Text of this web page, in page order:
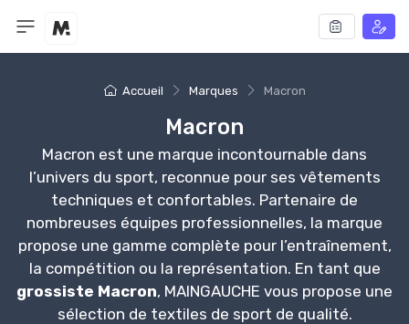
Accueil Marques Macron
Macron
Macron est une marque incontournable dans
l’univers du sport, reconnue pour ses vêtements
techniques et confortables. Partenaire de
nombreuses équipes professionnelles, la marque
propose une gamme complète pour l’entraînement,
la compétition ou la représentation. En tant que
grossiste Macron, MAINGAUCHE vous propose une
sélection de textiles de sport de qualité.